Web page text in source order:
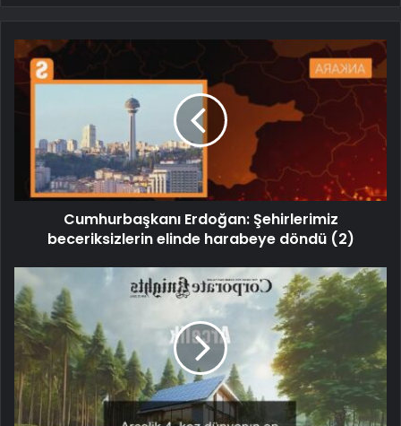
Cumhurbaşkanı Erdoğan: Şehirlerimiz
beceriksizlerin elinde harabeye döndü (2)